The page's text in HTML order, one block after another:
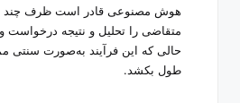
هوش مصنوعی قادر است ظرف چند
متقاضی را تحلیل و نتیجه درخواست
حالی که این فرآیند به‌صورت سنتی
طول بکشد.